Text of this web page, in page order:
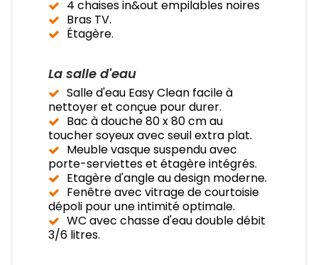
4 chaises in&out empilables noires
Bras TV.
Étagère.
La salle d'eau
Salle d'eau Easy Clean facile à
nettoyer et conçue pour durer.
Bac à douche 80 x 80 cm au
toucher soyeux avec seuil extra plat.
Meuble vasque suspendu avec
porte-serviettes et étagère intégrés.
Etagère d'angle au design moderne.
Fenêtre avec vitrage de courtoisie
dépoli pour une intimité optimale.
WC avec chasse d'eau double débit
3/6 litres.